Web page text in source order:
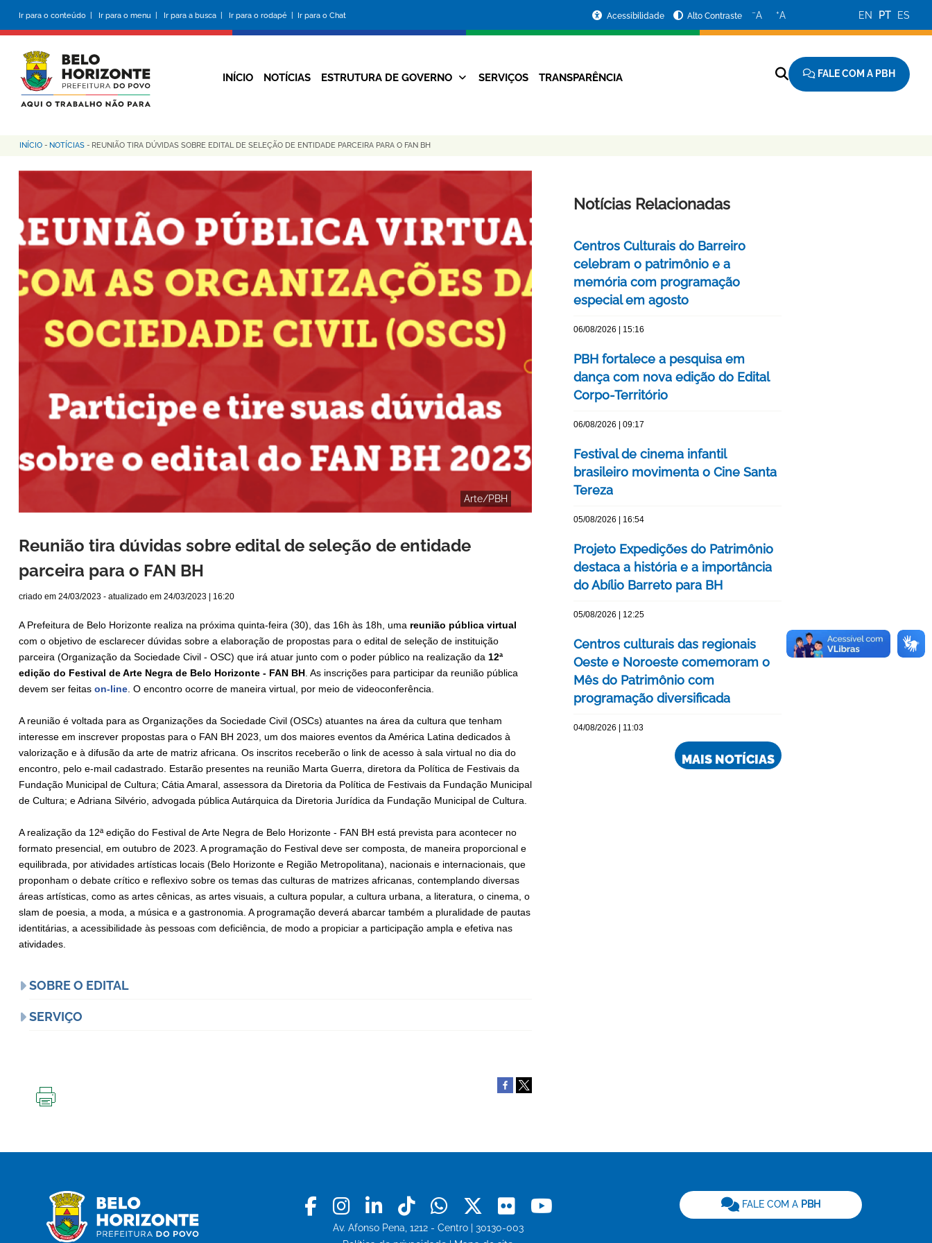
conteúdo
principal
Ir para o conteúdo | Ir para o menu | Ir para a busca | Ir para o rodapé | Ir para o Chat
da
Prefeitura
Acessibilidade Alto Contraste −A +A EN PT ES
Navegação
INÍCIO NOTÍCIAS ESTRUTURA DE GOVERNO SERVIÇOS TRANSPARÊNCIA FALE COM A PBH
Trilha
de
navegação
INÍCIO - NOTÍCIAS - REUNIÃO TIRA DÚVIDAS SOBRE EDITAL DE SELEÇÃO DE ENTIDADE PARCEIRA PARA O FAN BH
Arte/PBH
Reunião tira dúvidas sobre edital de seleção de entidade
parceira para o FAN BH
criado em 24/03/2023 - atualizado em 24/03/2023 | 16:20
A Prefeitura de Belo Horizonte realiza na próxima quinta-feira (30), das 16h às 18h, uma reunião pública virtual
com o objetivo de esclarecer dúvidas sobre a elaboração de propostas para o edital de seleção de instituição
parceira (Organização da Sociedade Civil - OSC) que irá atuar junto com o poder público na realização da 12ª
edição do Festival de Arte Negra de Belo Horizonte - FAN BH. As inscrições para participar da reunião pública
devem ser feitas on-line. O encontro ocorre de maneira virtual, por meio de videoconferência.
A reunião é voltada para as Organizações da Sociedade Civil (OSCs) atuantes na área da cultura que tenham
interesse em inscrever propostas para o FAN BH 2023, um dos maiores eventos da América Latina dedicados à
valorização e à difusão da arte de matriz africana. Os inscritos receberão o link de acesso à sala virtual no dia do
encontro, pelo e-mail cadastrado. Estarão presentes na reunião Marta Guerra, diretora da Política de Festivais da
Fundação Municipal de Cultura; Cátia Amaral, assessora da Diretoria da Política de Festivais da Fundação Municipal
de Cultura; e Adriana Silvério, advogada pública Autárquica da Diretoria Jurídica da Fundação Municipal de Cultura.
A realização da 12ª edição do Festival de Arte Negra de Belo Horizonte - FAN BH está prevista para acontecer no
formato presencial, em outubro de 2023. A programação do Festival deve ser composta, de maneira proporcional e
equilibrada, por atividades artísticas locais (Belo Horizonte e Região Metropolitana), nacionais e internacionais, que
proponham o debate crítico e reflexivo sobre os temas das culturas de matrizes africanas, contemplando diversas
áreas artísticas, como as artes cênicas, as artes visuais, a cultura popular, a cultura urbana, a literatura, o cinema, o
slam de poesia, a moda, a música e a gastronomia. A programação deverá abarcar também a pluralidade de pautas
identitárias, a acessibilidade às pessoas com deficiência, de modo a propiciar a participação ampla e efetiva nas
atividades.
SOBRE O EDITAL
SERVIÇO
Notícias Relacionadas
Centros Culturais do Barreiro
celebram o patrimônio e a
memória com programação
especial em agosto
06/08/2026 | 15:16
PBH fortalece a pesquisa em
dança com nova edição do Edital
Corpo-Território
06/08/2026 | 09:17
Festival de cinema infantil
brasileiro movimenta o Cine Santa
Tereza
05/08/2026 | 16:54
Projeto Expedições do Patrimônio
destaca a história e a importância
do Abílio Barreto para BH
05/08/2026 | 12:25
Centros culturais das regionais
Oeste e Noroeste comemoram o
Mês do Patrimônio com
programação diversificada
04/08/2026 | 11:03
MAIS NOTÍCIAS
Facebook
Instagram
LinkedinTiktokWhatsapp
X Flickr
Av. Afonso Pena, 1212 - Centro | 30130-003
FALE COM A PBH